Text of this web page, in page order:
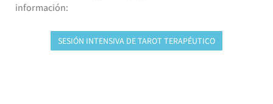
información:
SESIÓN INTENSIVA DE TAROT TERAPÉUTICO